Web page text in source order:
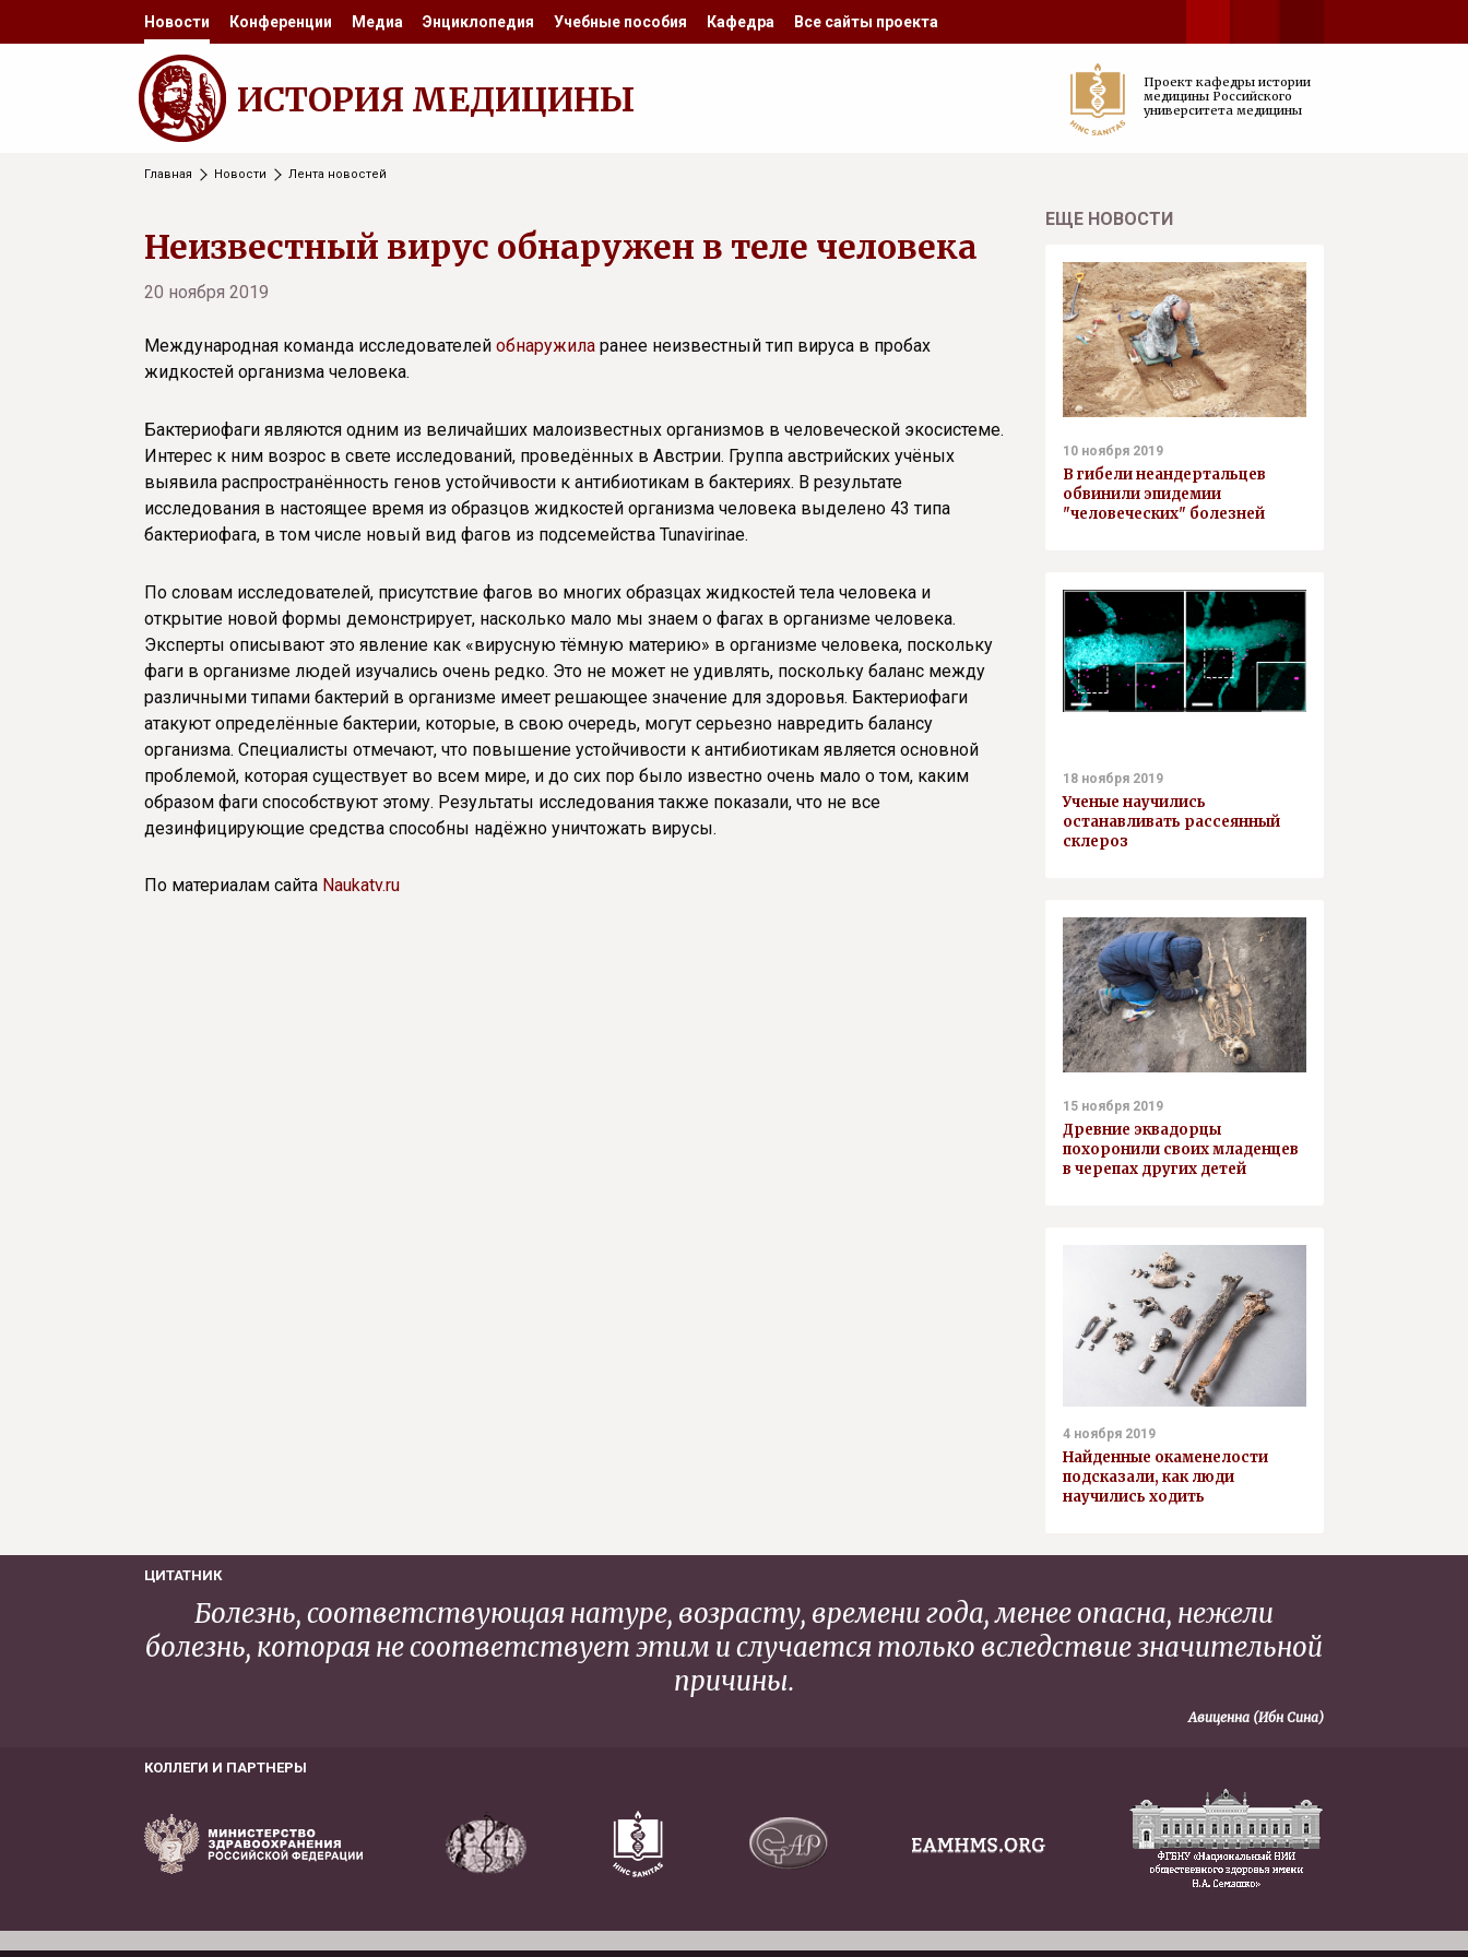
Новости Конференции Медиа Энциклопедия Учебные пособия Кафедра Все сайты проекта
ИСТОРИЯ МЕДИЦИНЫ
Проект кафедры истории
медицины Российского
университета медицины
Главная Новости Лента новостей
Неизвестный вирус обнаружен в теле человека
20 ноября 2019
Международная команда исследователей обнаружила ранее неизвестный тип вируса в пробах
жидкостей организма человека.
Бактериофаги являются одним из величайших малоизвестных организмов в человеческой экосистеме.
Интерес к ним возрос в свете исследований, проведённых в Австрии. Группа австрийских учёных
выявила распространённость генов устойчивости к антибиотикам в бактериях. В результате
исследования в настоящее время из образцов жидкостей организма человека выделено 43 типа
бактериофага, в том числе новый вид фагов из подсемейства Tunavirinae.
По словам исследователей, присутствие фагов во многих образцах жидкостей тела человека и
открытие новой формы демонстрирует, насколько мало мы знаем о фагах в организме человека.
Эксперты описывают это явление как «вирусную тёмную материю» в организме человека, поскольку
фаги в организме людей изучались очень редко. Это не может не удивлять, поскольку баланс между
различными типами бактерий в организме имеет решающее значение для здоровья. Бактериофаги
атакуют определённые бактерии, которые, в свою очередь, могут серьезно навредить балансу
организма. Специалисты отмечают, что повышение устойчивости к антибиотикам является основной
проблемой, которая существует во всем мире, и до сих пор было известно очень мало о том, каким
образом фаги способствуют этому. Результаты исследования также показали, что не все
дезинфицирующие средства способны надёжно уничтожать вирусы.
По материалам сайта Naukatv.ru
ЕЩЕ НОВОСТИ
10 ноября 2019
В гибели неандертальцев
обвинили эпидемии
"человеческих" болезней
18 ноября 2019
Ученые научились
останавливать рассеянный
склероз
15 ноября 2019
Древние эквадорцы
похоронили своих младенцев
в черепах других детей
4 ноября 2019
Найденные окаменелости
подсказали, как люди
научились ходить
ЦИТАТНИК
Болезнь, соответствующая натуре, возрасту, времени года, менее опасна, нежели
болезнь, которая не соответствует этим и случается только вследствие значительной
причины.
Авиценна (Ибн Сина)
КОЛЛЕГИ И ПАРТНЕРЫ